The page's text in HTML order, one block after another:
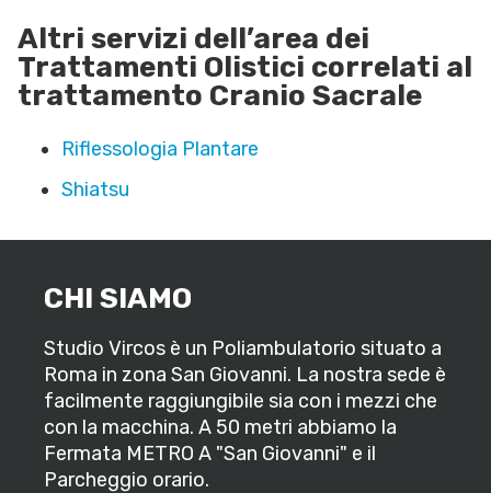
Altri servizi dell’area dei
Trattamenti Olistici correlati al
trattamento Cranio Sacrale
Riflessologia Plantare
Shiatsu
CHI SIAMO
Studio Vircos è un Poliambulatorio situato a
Roma in zona San Giovanni. La nostra sede è
facilmente raggiungibile sia con i mezzi che
con la macchina. A 50 metri abbiamo la
Fermata METRO A "San Giovanni" e il
Parcheggio orario.